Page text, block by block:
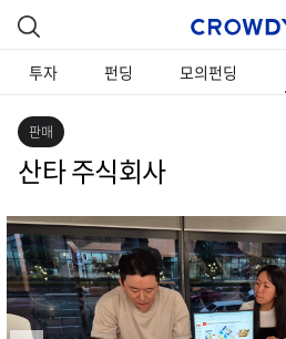
투자 펀딩 모의펀딩
판매
산타 주식회사